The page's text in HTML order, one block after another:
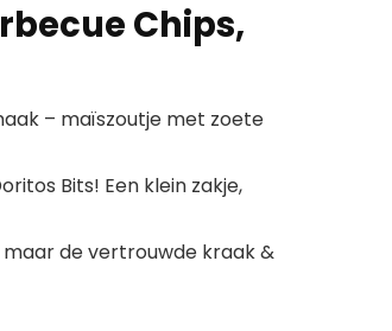
Chips,
– maïszoutje met zoete
Bits! Een klein zakje,
de vertrouwde kraak &